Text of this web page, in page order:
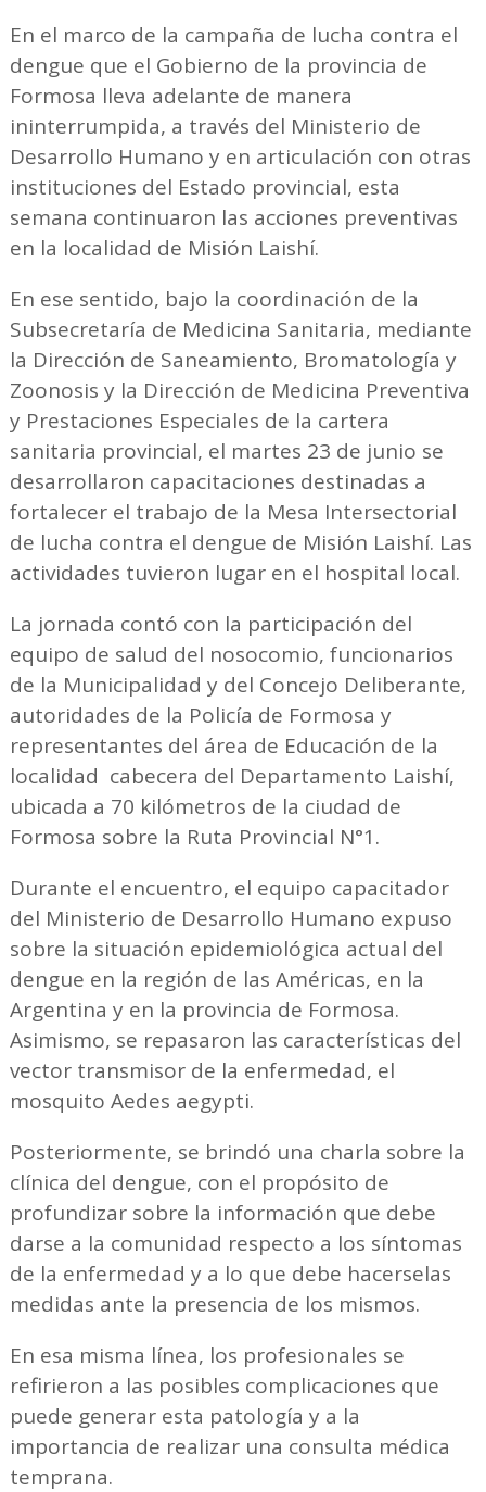
En el marco de la campaña de lucha contra el
dengue que el Gobierno de la provincia de
Formosa lleva adelante de manera
ininterrumpida, a través del Ministerio de
Desarrollo Humano y en articulación con otras
instituciones del Estado provincial, esta
semana continuaron las acciones preventivas
en la localidad de Misión Laishí.
En ese sentido, bajo la coordinación de la
Subsecretaría de Medicina Sanitaria, mediante
la Dirección de Saneamiento, Bromatología y
Zoonosis y la Dirección de Medicina Preventiva
y Prestaciones Especiales de la cartera
sanitaria provincial, el martes 23 de junio se
desarrollaron capacitaciones destinadas a
fortalecer el trabajo de la Mesa Intersectorial
de lucha contra el dengue de Misión Laishí. Las
actividades tuvieron lugar en el hospital local.
La jornada contó con la participación del
equipo de salud del nosocomio, funcionarios
de la Municipalidad y del Concejo Deliberante,
autoridades de la Policía de Formosa y
representantes del área de Educación de la
localidad cabecera del Departamento Laishí,
ubicada a 70 kilómetros de la ciudad de
Formosa sobre la Ruta Provincial N°1.
Durante el encuentro, el equipo capacitador
del Ministerio de Desarrollo Humano expuso
sobre la situación epidemiológica actual del
dengue en la región de las Américas, en la
Argentina y en la provincia de Formosa.
Asimismo, se repasaron las características del
vector transmisor de la enfermedad, el
mosquito Aedes aegypti.
Posteriormente, se brindó una charla sobre la
clínica del dengue, con el propósito de
profundizar sobre la información que debe
darse a la comunidad respecto a los síntomas
de la enfermedad y a lo que debe hacerselas
medidas ante la presencia de los mismos.
En esa misma línea, los profesionales se
refirieron a las posibles complicaciones que
puede generar esta patología y a la
importancia de realizar una consulta médica
temprana.